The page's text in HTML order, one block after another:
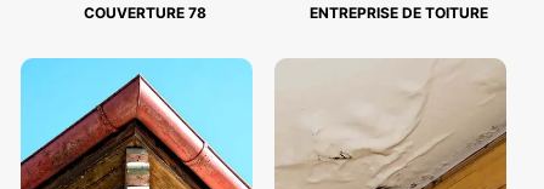
COUVERTURE 78 ENTREPRISE DE TOITURE